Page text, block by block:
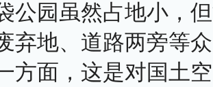
公园虽然占地小，
弃地、道路两旁等
方面，这是对国土